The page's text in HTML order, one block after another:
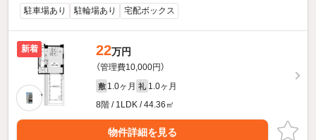
駐車場あり 駐輪場あり 宅配ボックス
新着 22万円
（管理費10,000円）
敷 1.0ヶ月 礼 1.0ヶ月
8階 / 1LDK / 44.36㎡
物件詳細を見る